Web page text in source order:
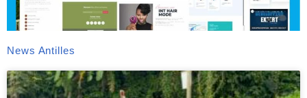
News Antilles